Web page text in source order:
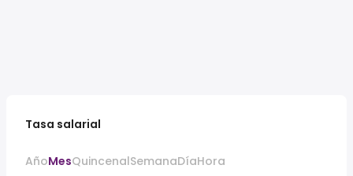
Tasa salarial
AñoMesQuincenalSemanaDíaHora